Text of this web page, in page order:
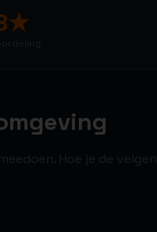
Hoe je de velgen